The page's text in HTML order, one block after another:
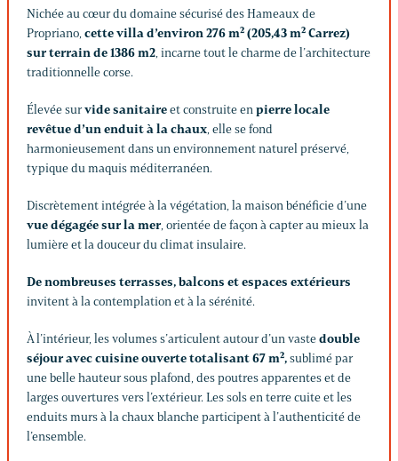
Nichée au cœur du domaine sécurisé des Hameaux de
Propriano,cette villa d’environ 276 m² (205,43 m² Carrez)
sur terrain de 1386 m2, incarne tout le charme de l’architecture
traditionnelle corse.
Élevée survide sanitaireet construite enpierre locale
revêtue d’un enduit à la chaux, elle se fond
harmonieusement dans un environnement naturel préservé,
typique du maquis méditerranéen.
Discrètement intégrée à la végétation, la maison bénéficie d’une
vue dégagée sur la mer, orientée de façon à capter au mieux la
lumière et la douceur du climat insulaire.
De nombreuses terrasses, balcons et espaces extérieurs
invitent à la contemplation et à la sérénité.
À l’intérieur, les volumes s’articulent autour d’un vastedouble
séjour avec cuisine ouverte totalisant 67 m²,sublimé par
une belle hauteur sous plafond, des poutres apparentes et de
larges ouvertures vers l’extérieur. Les sols en terre cuite et les
enduits murs à la chaux blanche participent à l’authenticité de
l’ensemble.